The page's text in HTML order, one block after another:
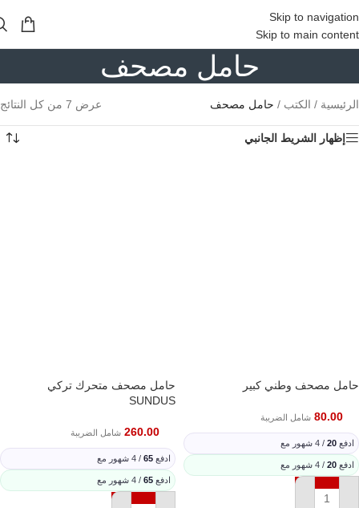
Skip to navigation
Skip to main content
حامل مصحف
الرئيسية / الكتب / حامل مصحف عرض ⁦7⁩ من كل النتائج
إظهار الشريط الجانبي
حامل مصحف وطني كبير
80.00 شامل الضريبة
ادفع 20 / 4 شهور مع
ادفع 20 / 4 شهور مع
إضافة إلى السلة
حامل مصحف متحرك تركي
SUNDUS
260.00 شامل الضريبة
ادفع 65 / 4 شهور مع
ادفع 65 / 4 شهور مع